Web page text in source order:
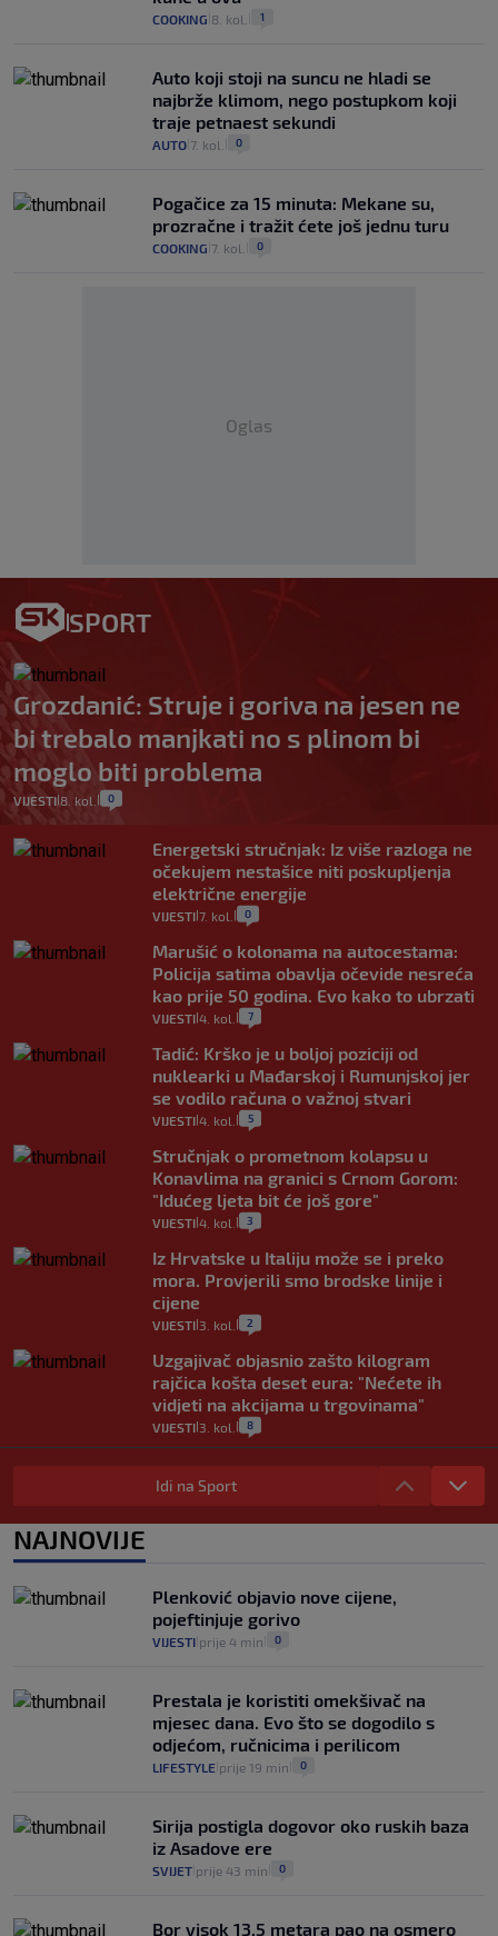
COOKING 8. kol. 1
Auto koji stoji na suncu ne hladi se
najbrže klimom, nego postupkom koji
traje petnaest sekundi
AUTO 7. kol. 0
Pogačice za 15 minuta: Mekane su,
prozračne i tražit ćete još jednu turu
COOKING 7. kol. 0
Oglas
SPORT
Grozdanić: Struje i goriva na jesen ne
bi trebalo manjkati no s plinom bi
moglo biti problema
VIJESTI| 8. kol. 0
Energetski stručnjak: Iz više razloga ne
očekujem nestašice niti poskupljenja
električne energije
VIJESTI 7. kol. 0
Marušić o kolonama na autocestama:
Policija satima obavlja očevide nesreća
kao prije 50 godina. Evo kako to ubrzati
VIJESTI 4. kol. 7
Tadić: Krško je u boljoj poziciji od
nuklearki u Mađarskoj i Rumunjskoj jer
se vodilo računa o važnoj stvari
VIJESTI 4. kol. 5
Stručnjak o prometnom kolapsu u
Konavlima na granici s Crnom Gorom:
"Idućeg ljeta bit će još gore"
VIJESTI 4. kol. 3
Iz Hrvatske u Italiju može se i preko
mora. Provjerili smo brodske linije i
cijene
VIJESTI 3. kol. 2
Uzgajivač objasnio zašto kilogram
rajčica košta deset eura: "Nećete ih
vidjeti na akcijama u trgovinama"
VIJESTI 3. kol. 8
Selidba je jedno od stresnijih iskustava.
Evo aktualnih cijena i nekoliko savjeta
0
automobilom na Hvar iz Zagreba, a
koliko iz Osijeka
VIJESTI 2. kol. 14
Idi na Sport
NAJNOVIJE
Plenković objavio nove cijene,
pojeftinjuje gorivo
VIJESTI prije 4 min 0
Prestala je koristiti omekšivač na
mjesec dana. Evo što se dogodilo s
odjećom, ručnicima i perilicom
LIFESTYLE prije 19 min 0
Sirija postigla dogovor oko ruskih baza
iz Asadove ere
SVIJET prije 43 min 0
Bor visok 13,5 metara pao na osmero